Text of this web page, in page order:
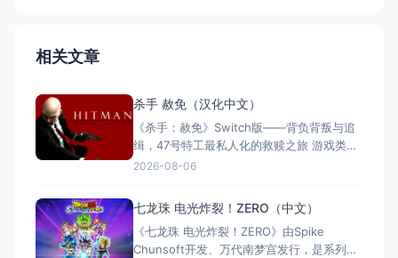
相关文章
杀手 赦免（汉化中文）
《杀手：赦免》Switch版——背负背叛与追
缉，47号特工最私人化的救赎之旅 游戏类
型：动作冒险类（第三人称潜行暗杀 × 动作
称：杀手：赦免（官方繁体中文定名） 美国
名称：Hitman: Absoluti
2026-08-06
七龙珠 电光炸裂！ZERO（中文）
《七龙珠 电光炸裂！ZERO》由Spike
Chunsoft开发、万代南梦宫发行，是系列暌